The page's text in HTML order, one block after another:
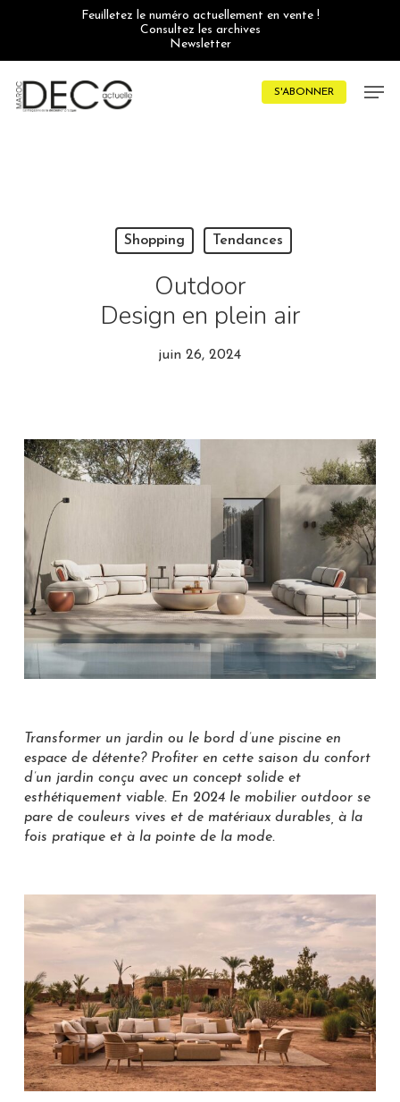
Feuilletez le numéro actuellement en vente !
Consultez les archives
Newsletter
S'ABONNER
Shopping Tendances
Outdoor
Design en plein air
juin 26, 2024
Transformer un jardin ou le bord d’une piscine en
espace de détente? Profiter en cette saison du confort
d’un jardin conçu avec un concept solide et
esthétiquement viable. En 2024 le mobilier outdoor se
pare de couleurs vives et de matériaux durables, à la
fois pratique et à la pointe de la mode.